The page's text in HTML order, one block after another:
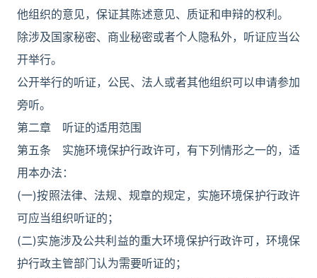
他组织的意见，保证其陈述意见、质证和申辩的权利。
除涉及国家秘密、商业秘密或者个人隐私外，听证应当公
开举行。
公开举行的听证，公民、法人或者其他组织可以申请参加
旁听。
第二章 听证的适用范围
第五条 实施环境保护行政许可，有下列情形之一的，适
用本办法：
(一)按照法律、法规、规章的规定，实施环境保护行政许
可应当组织听证的；
(二)实施涉及公共利益的重大环境保护行政许可，环境保
护行政主管部门认为需要听证的；